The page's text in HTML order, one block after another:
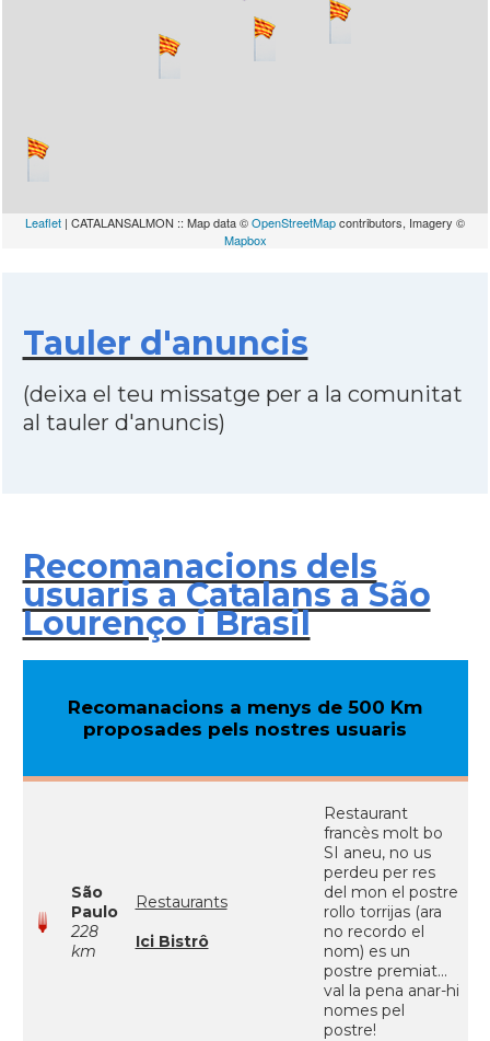
Leaflet | CATALANSALMON :: Map data ©OpenStreetMapcontributors, Imagery ©
Mapbox
Tauler d'anuncis
(deixa el teu missatge per a la comunitat
al tauler d'anuncis)
Recomanacions dels
usuaris a Catalans a São
Lourenço i Brasil
Recomanacions a menys de 500 Km
proposades pels nostres usuaris
São
Paulo
228
km
Restaurants
Ici Bistrô
Restaurant
francès molt bo
SI aneu, no us
perdeu per res
del mon el postre
rollo torrijas (ara
no recordo el
nom) es un
postre premiat...
val la pena anar-hi
nomes pel
postre!